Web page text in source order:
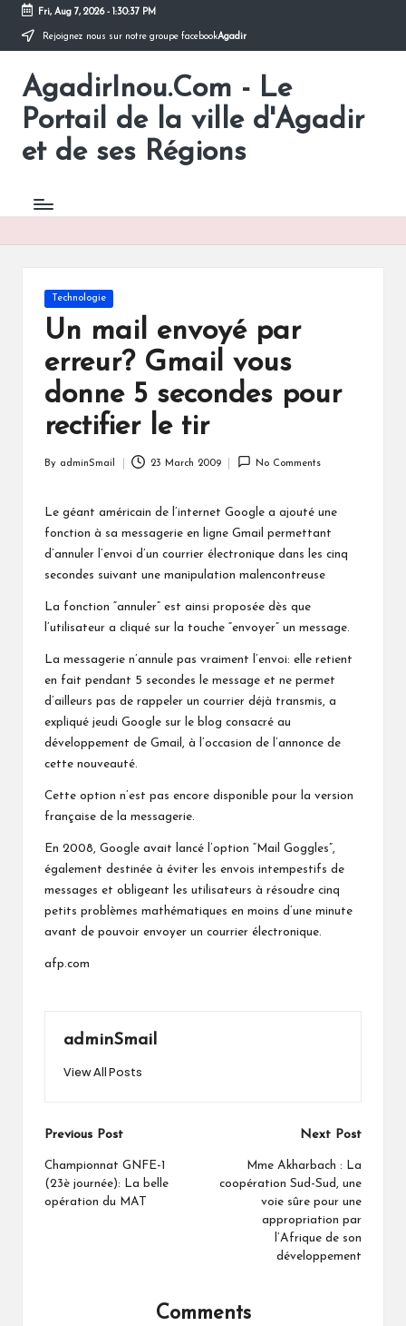
Skip
content
Fri, Aug 7, 2026- 1:30:37 PM
Rejoignez nous sur notre groupe facebookAgadir
AgadirInou.Com - Le
Portail de la ville d'Agadir
et de ses Régions
Toute
l'actualité
ville
en
un
Posted
in
Technologie
Un mail envoyé par
erreur? Gmail vous
donne 5 secondes pour
rectifier le tir
By adminSmail 23 March 2009 No Comments
Le géant américain de l’internet Google a ajouté une
fonction à sa messagerie en ligne Gmail permettant
d’annuler l’envoi d’un courrier électronique dans les cinq
secondes suivant une manipulation malencontreuse
La fonction “annuler” est ainsi proposée dès que
l’utilisateur a cliqué sur la touche “envoyer” un message.
La messagerie n’annule pas vraiment l’envoi: elle retient
en fait pendant 5 secondes le message et ne permet
d’ailleurs pas de rappeler un courrier déjà transmis, a
expliqué jeudi Google sur le blog consacré au
développement de Gmail, à l’occasion de l’annonce de
cette nouveauté.
Cette option n’est pas encore disponible pour la version
française de la messagerie.
En 2008, Google avait lancé l’option “Mail Goggles”,
également destinée à éviter les envois intempestifs de
messages et obligeant les utilisateurs à résoudre cinq
petits problèmes mathématiques en moins d’une minute
avant de pouvoir envoyer un courrier électronique.
afp.com
adminSmail
View All Posts
Post
navigation
Previous Post
Championnat GNFE-1
(23è journée): La belle
opération du MAT
Next Post
Mme Akharbach : La
coopération Sud-Sud, une
voie sûre pour une
appropriation par
l’Afrique de son
développement
Comments